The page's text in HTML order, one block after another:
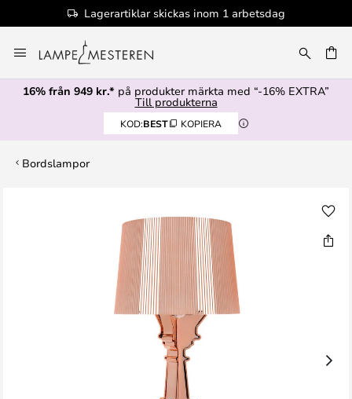
Lagerartiklar skickas inom 1 arbetsdag
till
innehållet
16% från 949 kr.* på produkter märkta med “-16% EXTRA”
Till produkterna
KOD:BEST KOPIERA
Bordslampor